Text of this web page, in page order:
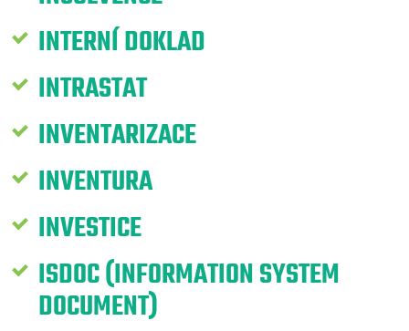
INTERNÍ DOKLAD
INTRASTAT
INVENTARIZACE
INVENTURA
INVESTICE
ISDOC (INFORMATION SYSTEM
DOCUMENT)